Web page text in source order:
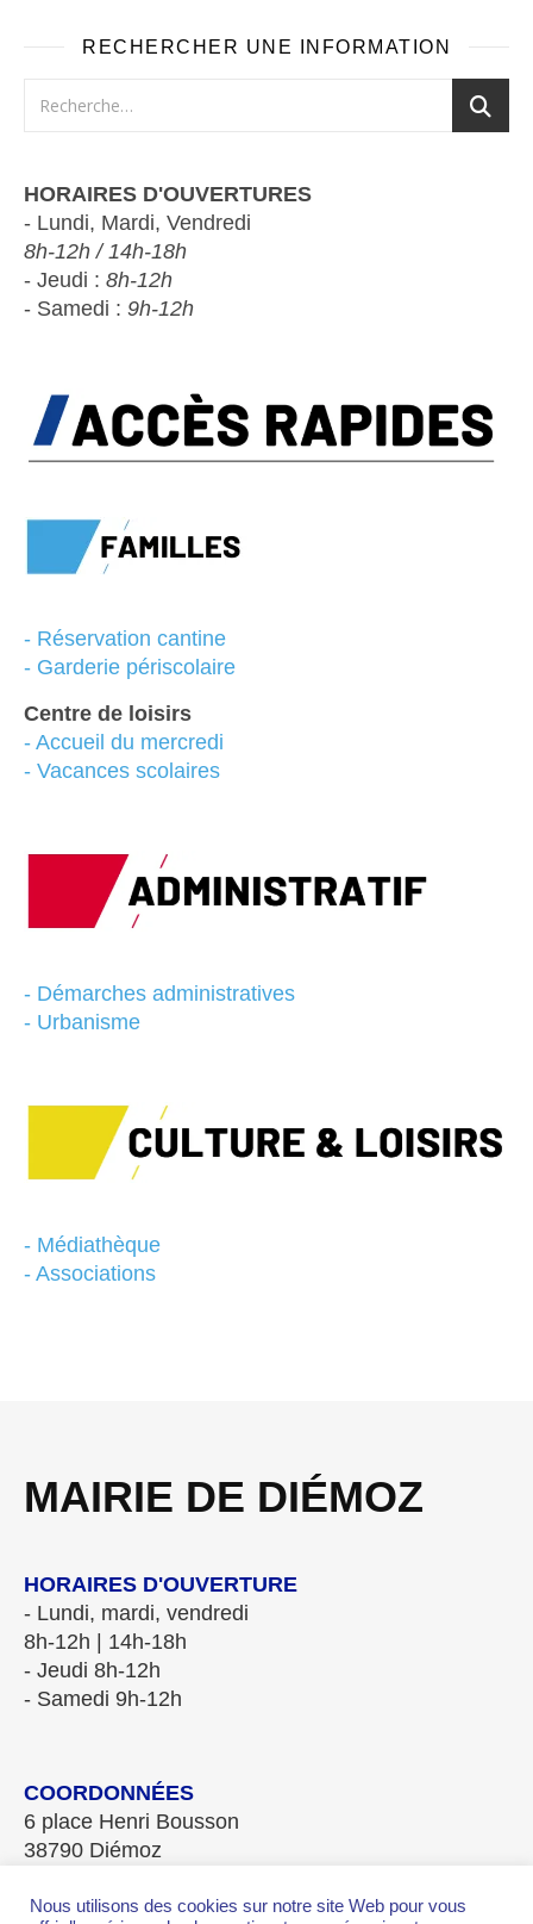
RECHERCHER UNE INFORMATION
HORAIRES D'OUVERTURES
- Lundi, Mardi, Vendredi
8h-12h / 14h-18h
- Jeudi : 8h-12h
- Samedi : 9h-12h
- Réservation cantine
- Garderie périscolaire
Centre de loisirs
- Accueil du mercredi
- Vacances scolaires
- Démarches administratives
- Urbanisme
- Médiathèque
- Associations
MAIRIE DE DIÉMOZ
HORAIRES D'OUVERTURE
- Lundi, mardi, vendredi
8h-12h | 14h-18h
- Jeudi 8h-12h
- Samedi 9h-12h
COORDONNÉES
6 place Henri Bousson
38790 Diémoz
Fax 04.78.96.28.84
Nous utilisons des cookies sur notre site Web pour vous